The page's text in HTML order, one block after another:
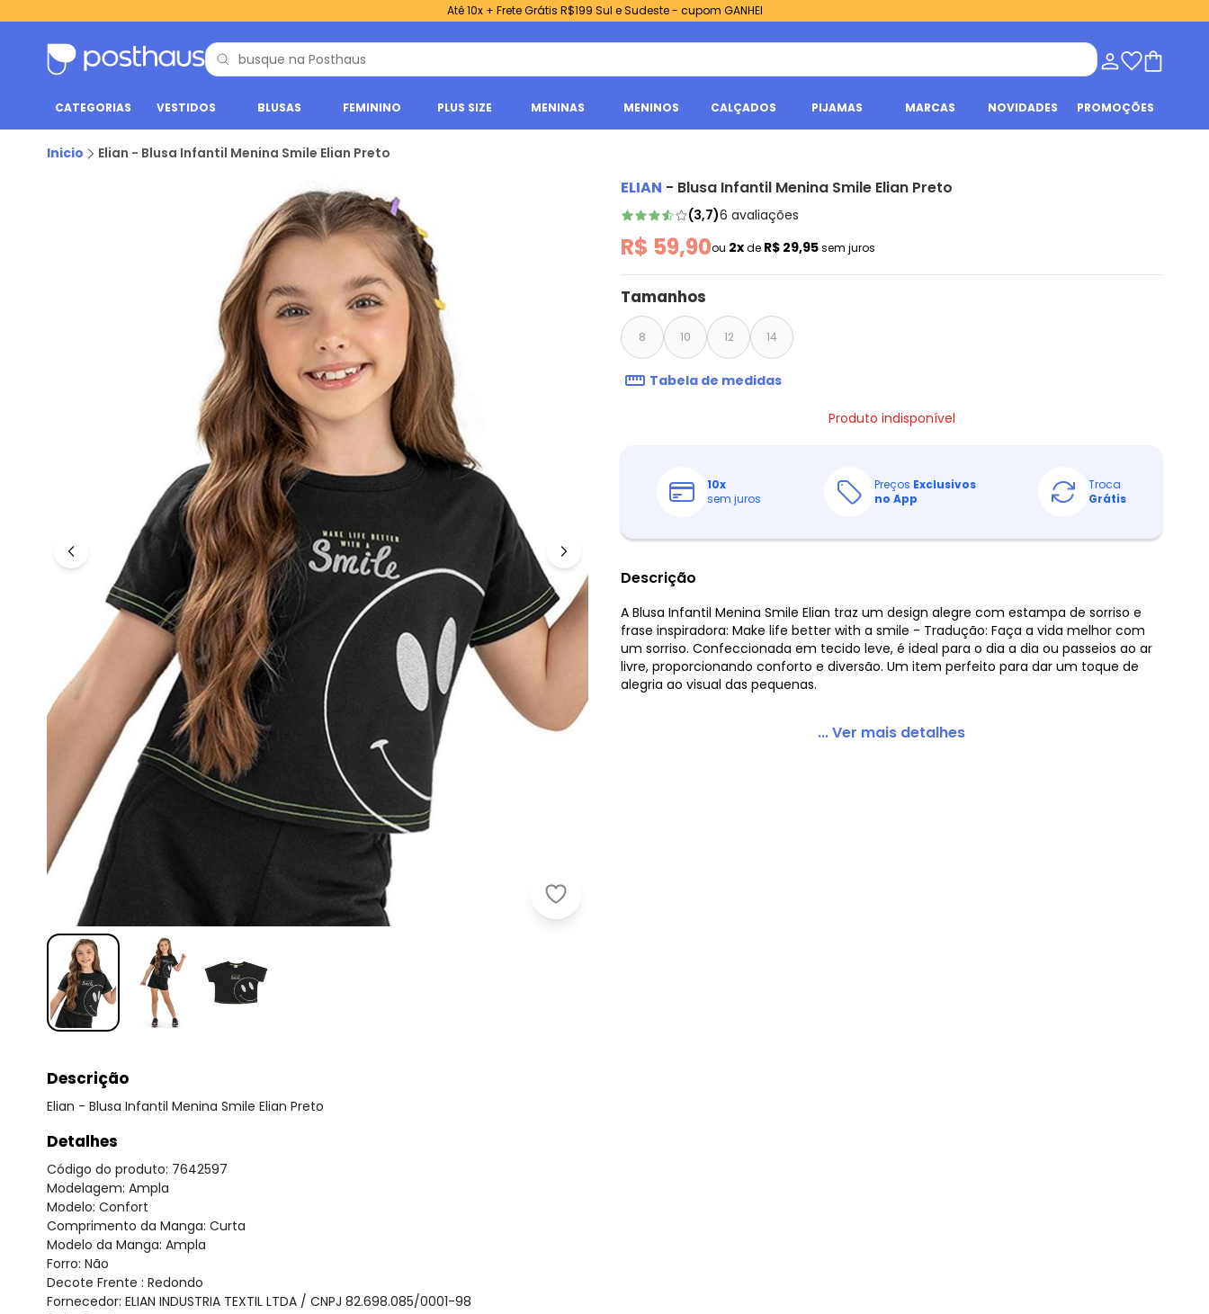
Até 10x + Frete Grátis R$199 Sul e Sudeste - cupom GANHEI
CATEGORIAS VESTIDOS BLUSAS FEMININO PLUS SIZE MENINAS MENINOS CALÇADOS PIJAMAS MARCAS NOVIDADES PROMOÇÕES
Inicio Elian - Blusa Infantil Menina Smile Elian Preto
Elian - Blusa Infantil Menina Smile Elian Preto
ELIAN - Blusa Infantil Menina Smile Elian Preto
(3,7)6 avaliações
R$ 59,90ou 2xde R$ 29,95sem juros
Tamanhos
8 10 12 14
Tabela de medidas
Produto indisponível
10x
sem juros
Preços Exclusivos
no App
Troca
Grátis
Descrição
A Blusa Infantil Menina Smile Elian traz um design alegre com estampa de sorriso e
frase inspiradora: Make life better with a smile - Tradução: Faça a vida melhor com
um sorriso. Confeccionada em tecido leve, é ideal para o dia a dia ou passeios ao ar
livre, proporcionando conforto e diversão. Um item perfeito para dar um toque de
alegria ao visual das pequenas.
... Ver mais detalhes
Descrição
Elian - Blusa Infantil Menina Smile Elian Preto
Detalhes
Código do produto: 7642597
Modelagem: Ampla
Modelo: Confort
Comprimento da Manga: Curta
Modelo da Manga: Ampla
Forro: Não
Decote Frente : Redondo
Fornecedor: ELIAN INDUSTRIA TEXTIL LTDA / CNPJ 82.698.085/0001-98